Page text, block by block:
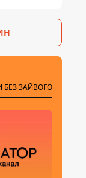
ЗАЙВОГО